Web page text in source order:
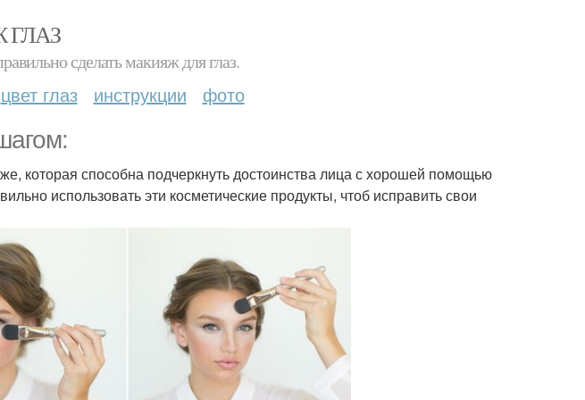
сделать макияж для глаз.
цвет глаз инструкции фото
которая способна подчеркнуть достоинства лица с хорошей помощью
использовать эти косметические продукты, чтоб исправить свои